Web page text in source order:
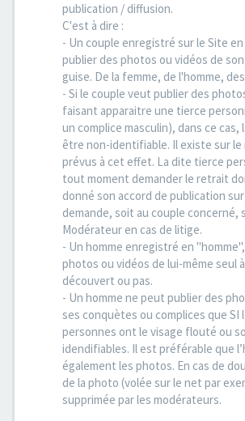
publication / diffusion.
C'est à dire :
- Un couple enregistré sur le Site
publier des photos ou vidéos de
guise. De la femme, de l'homme,
- Si le couple veut publier des
faisant apparaitre une tierce
un complice masculin), dans ce cas,
être non-identifiable. Il existe sur le
prévus à cet effet. La dite tierce
tout moment demander le retrait
donné son accord de publication
demande, soit au couple concerné,
Modérateur en cas de litige.
- Un homme enregistré en
photos ou vidéos de lui-même seul
découvert ou pas.
- Un homme ne peut publier des
ses conquètes ou complices que SI
personnes ont le visage flouté ou
idendifiables. Il est préférable que
également les photos. En cas de
de la photo (volée sur le net par
supprimée par les modérateurs.